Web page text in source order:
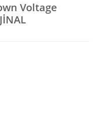
Voltage